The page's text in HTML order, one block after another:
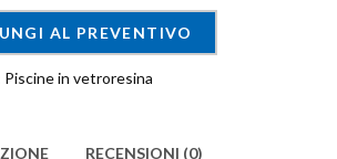
AL PREVENTIVO
Piscine in vetroresina
RECENSIONI (0)